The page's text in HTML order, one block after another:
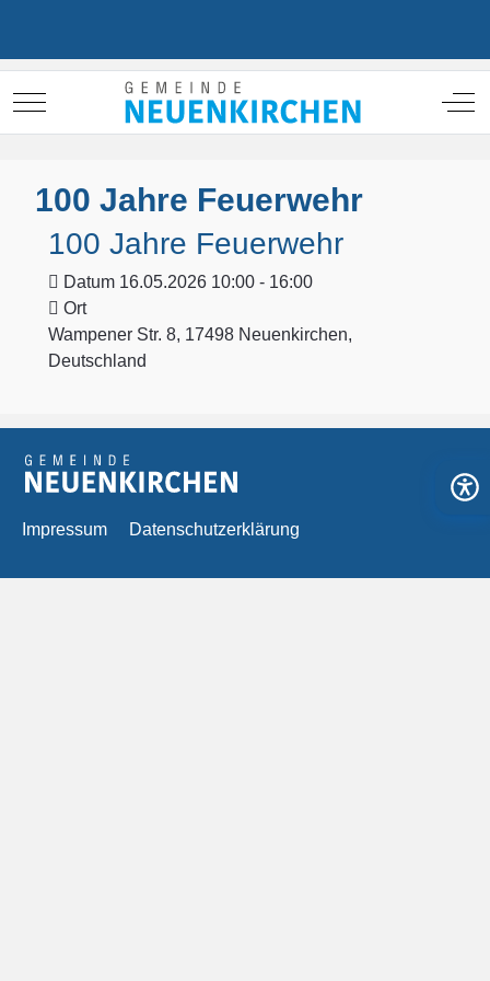
Mobile Menu Toggle Off-
100 Jahre Feuerwehr
100 Jahre Feuerwehr
Datum 16.05.2026 10:00 - 16:00
Ort
Wampener Str. 8, 17498 Neuenkirchen,
Deutschland
Impressum Datenschutzerklärung